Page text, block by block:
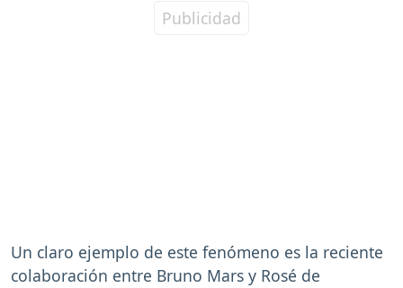
Un claro ejemplo de este fenómeno es la reciente
colaboración entre Bruno Mars y Rosé de